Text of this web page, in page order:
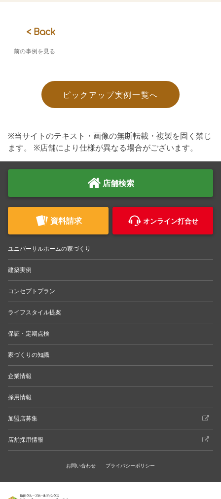
< Back
前の事例を見る
ピックアップ実例一覧へ
※当サイトのテキスト・画像の無断転載・複製を固く禁じ
ます。 ※店舗により仕様が異なる場合がございます。
店舗検索
資料請求 オンライン打合せ
ユニバーサルホームの家づくり
建築実例
コンセプトプラン
ライフスタイル提案
保証・定期点検
家づくりの知識
企業情報
採用情報
加盟店募集
店舗採用情報
お問い合わせ プライバシーポリシー